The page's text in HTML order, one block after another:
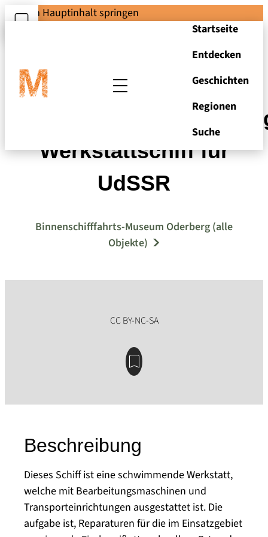
Zum Hauptinhalt springen
Startseite
Entdecken
Geschichten
Regionen
Suche
Werkstattschiff für
UdSSR
Binnenschifffahrts-Museum Oderberg (alle
Objekte)
Beschreibung
Dieses Schiff ist eine schwimmende Werkstatt,
welche mit Bearbeitungsmaschinen und
Transporteinrichtungen ausgestattet ist. Die
aufgabe ist, Reparaturen für die im Einsatzgebiet